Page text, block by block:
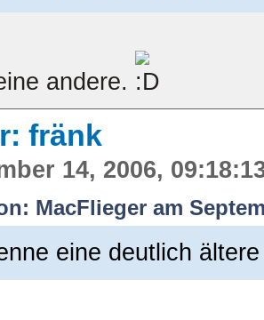
andere.
fränk
14, 2006,
MacFlieger am
eine deutlich